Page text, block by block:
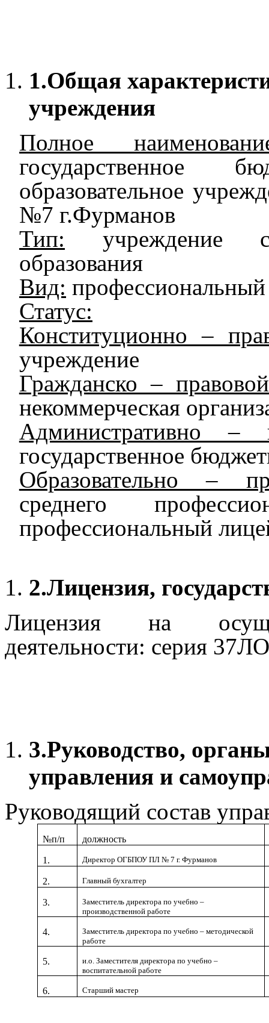
1.Общая
учреждения
Полное
государственное
образовательное
№7 г.Фурманов
Тип: учреждение
образования
Вид:
Статус:
Конституционно –
учреждение
Гражданско –
некоммерческая
Административно –
государственное
Образовательно –
среднего
профессиональный
2.Лицензия,
Лицензия на
деятельности: серия
3.Руководство,
управления и
Руководящий состав
№п/п должность
1. Директор ОГБПОУ ПЛ № 7 г. Фурманов
2. Главный бухгалтер
3.
Заместитель директора по учебно –
производственной работе
4.
Заместитель директора по учебно – методической
работе
5.
и.о. Заместителя директора по учебно –
воспитательной работе
6. Старший мастер